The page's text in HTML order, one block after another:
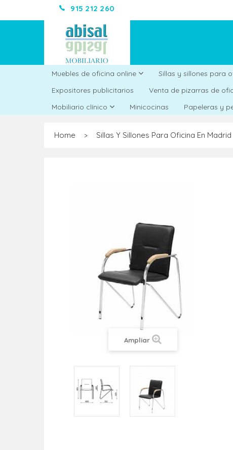
915 212 260
Muebles de oficina online Sillas y sillones para
Expositores publicitarios
Venta de pizarras de
Mobiliario clínico
Minicocinas Papeleras y
Home > Sillas Y Sillones Para Oficina En Madrid
Ampliar